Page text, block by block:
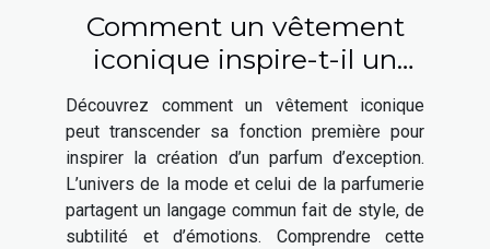
Comment un vêtement
iconique inspire-t-il un
parfum élégant ?
Découvrez comment un vêtement iconique
peut transcender sa fonction première pour
inspirer la création d’un parfum d’exception.
L’univers de la mode et celui de la parfumerie
partagent un langage commun fait de style, de
subtilité et d’émotions. Comprendre cette